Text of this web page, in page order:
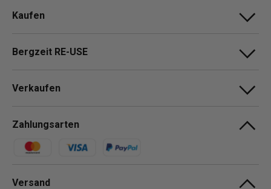
Kaufen
Bergzeit RE-USE
Verkaufen
Zahlungsarten
Zahlungsmethoden
Versand